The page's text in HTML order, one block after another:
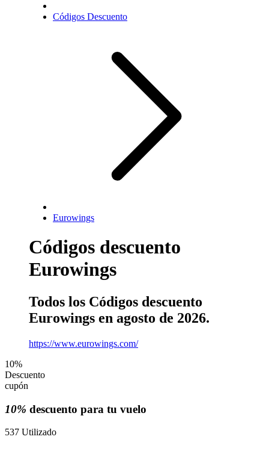
Códigos Descuento
Eurowings
Códigos descuento
Eurowings
Todos los Códigos descuento
Eurowings en agosto de 2026.
https://www.eurowings.com/
10%
Descuento
cupón
10% descuento para tu vuelo
537 Utilizado